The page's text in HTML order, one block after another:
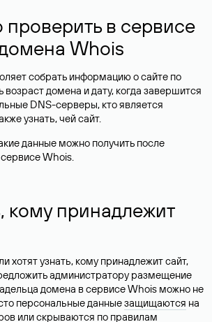
в сервисе
Whois
собрать информацию о сайте по
домена и дату, когда завершится
DNS-серверы, кто является
узнать, чей сайт.
данные можно получить после
Whois.
кому принадлежит
хотят узнать, кому принадлежит сайт,
администратору размещение
домена в сервисе Whois можно не
персональные данныезащищаются на
или скрываются по правилам